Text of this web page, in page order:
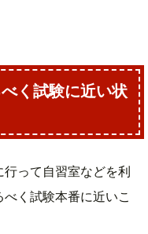
く試験に近い状
って自習室などを利
く試験本番に近いこ